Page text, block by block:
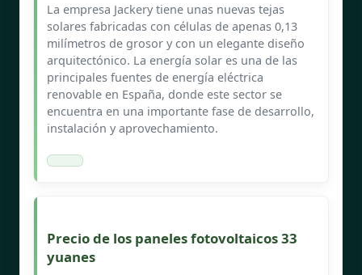
La empresa Jackery tiene unas nuevas tejas
solares fabricadas con células de apenas 0,13
milímetros de grosor y con un elegante diseño
arquitectónico. La energía solar es una de las
principales fuentes de energía eléctrica
renovable en España, donde este sector se
encuentra en una importante fase de desarrollo,
instalación y aprovechamiento.
Precio de los paneles fotovoltaicos 33
yuanes